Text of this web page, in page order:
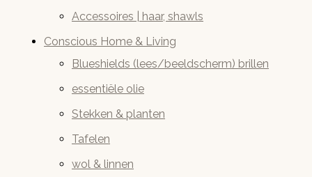
Accessoires | haar, shawls
Conscious Home & Living
Blueshields (lees/beeldscherm) brillen
essentiële olie
Stekken & planten
Tafelen
wol & linnen